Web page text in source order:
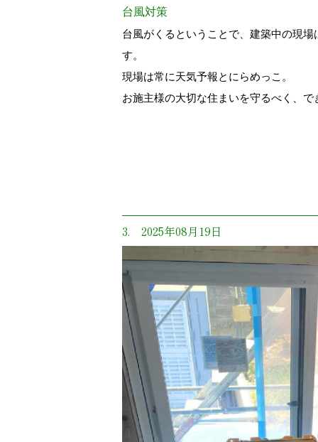
台風対策
台風がくるということで、建築中の現
す。
現場は常に天気予報とにらめっこ。
お施主様の大切な住まいを守るべく、
3. 2025年08月19日